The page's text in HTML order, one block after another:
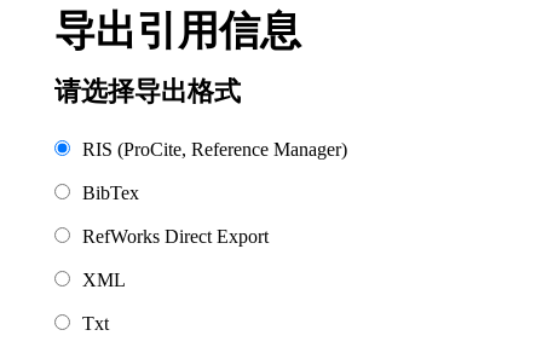
导出引用信息
请选择导出格式
RIS (ProCite, Reference Manager)
BibTex
RefWorks Direct Export
XML
Txt